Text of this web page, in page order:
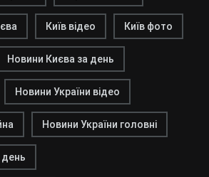
Київ відео Київ фото
Новини Києва за день
Новини України відео
Новини України головні
день